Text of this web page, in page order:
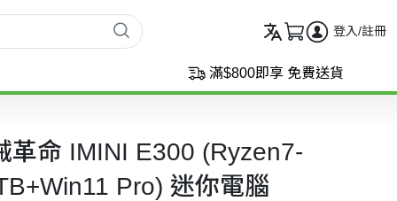
登入/註冊
滿$800即享 免費送貨
革命 IMINI E300 (Ryzen7-
Pro) 迷你電腦